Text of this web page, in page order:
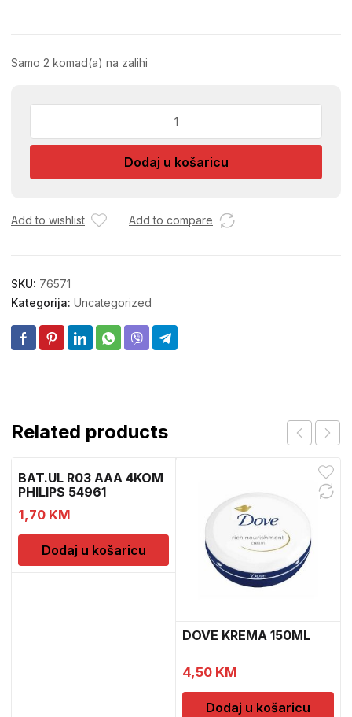
Samo 2 komad(a) na zalihi
DP1655
Dodaj u košaricu
Add to wishlist Add to compare
SKU: 76571
Kategorija: Uncategorized
Related products
BAT.UL R03 AAA 4KOM
PHILIPS 54961
1,70 KM
Dodaj u košaricu
DOVE KREMA 150ML
4,50 KM
Dodaj u košaricu